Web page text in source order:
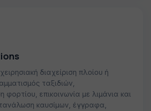
διαχείριση πλοίου ή
ταξιδιών,
επικοινωνία με λιμάνια και
καυσίμων, έγγραφα,